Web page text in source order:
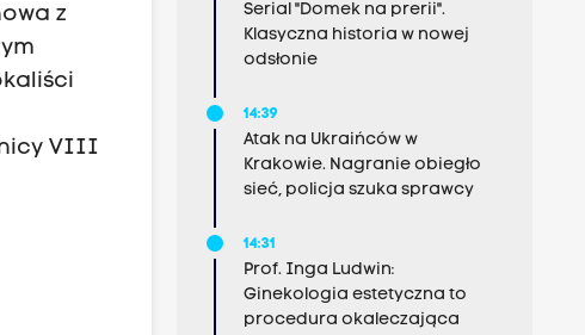
z
VIII
Serial "Domek na prerii".
Klasyczna historia w nowej
odsłonie
14:39
Atak na Ukraińców w
Krakowie. Nagranie obiegło
sieć, policja szuka sprawcy
14:31
Prof. Inga Ludwin:
Ginekologia estetyczna to
procedura okaleczająca